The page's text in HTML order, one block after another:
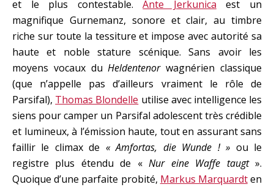
et le plus contestable.Ante Jerkunica est un
magnifique Gurnemanz, sonore et clair, au timbre
riche sur toute la tessiture et impose avec autorité sa
haute et noble stature scénique. Sans avoir les
moyens vocaux duHeldentenorwagnérien classique
(que n’appelle pas d’ailleurs vraiment le rôle de
Parsifal), Thomas Blondelle utilise avec intelligence les
siens pour camper un Parsifal adolescent très crédible
et lumineux, à l’émission haute, tout en assurant sans
faillir le climax de « Amfortas, die Wunde ! » ou le
registre plus étendu de «Nur eine Waffe taugt».
Quoique d’une parfaite probité, Markus Marquardten